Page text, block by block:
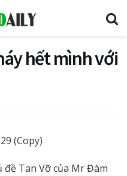
hết mình với
đề Tan Vỡ của Mr Đàm